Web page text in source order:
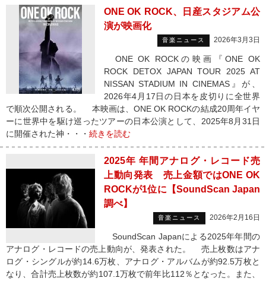
ONE OK ROCK、日産スタジアム公
演が映画化
音楽ニュース 2026年3月3日
ONE OK ROCKの映画『ONE OK
ROCK DETOX JAPAN TOUR 2025 AT
NISSAN STADIUM IN CINEMAS』が、
2026年4月17日の日本を皮切りに全世界
で順次公開される。 本映画は、ONE OK ROCKの結成20周年イヤ
ーに世界中を駆け巡ったツアーの日本公演として、2025年8月31日
に開催された神・・・ 続きを読む
2025年 年間アナログ・レコード売
上動向発表 売上金額ではONE OK
ROCKが1位に【SoundScan Japan
調べ】
音楽ニュース 2026年2月16日
SoundScan Japanによる2025年年間の
アナログ・レコードの売上動向が、発表された。 売上枚数はアナ
ログ・シングルが約14.6万枚、アナログ・アルバムが約92.5万枚と
なり、合計売上枚数が約107.1万枚で前年比112％となった。また、